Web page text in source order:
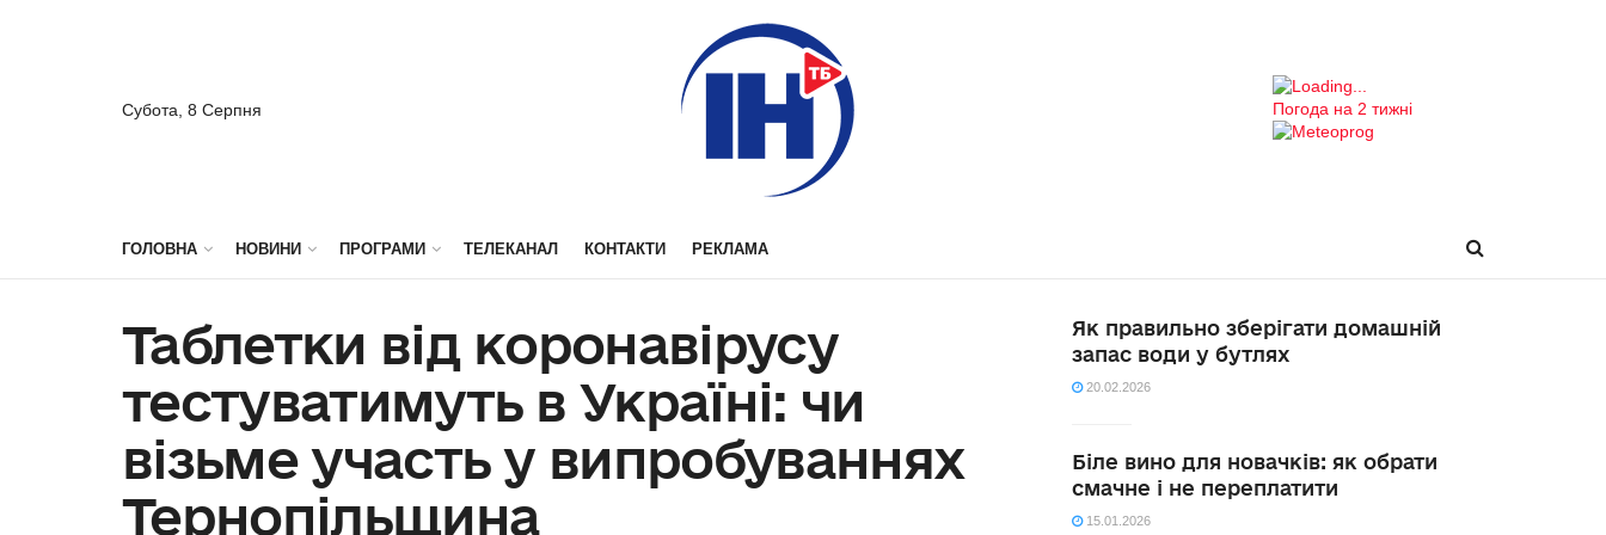
Субота, 8 Серпня Погода на 2 тижні
ГОЛОВНА НОВИНИ ПРОГРАМИ ТЕЛЕКАНАЛ КОНТАКТИ РЕКЛАМА
Таблетки від коронавірусу
тестуватимуть в Україні: чи
візьме участь у випробуваннях
Тернопільщина
Як правильно зберігати домашній
запас води у бутлях
20.02.2026
Біле вино для новачків: як обрати
смачне і не переплатити
15.01.2026